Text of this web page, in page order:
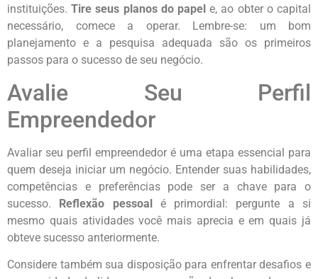
instituições.Tire seus planos do papel e, ao obter o capital
necessário, comece a operar. Lembre-se: um bom
planejamento e a pesquisa adequada são os primeiros
passos para o sucesso de seu negócio.
Avalie Seu Perfil
Empreendedor
Avaliar seu perfil empreendedor é uma etapa essencial para
quem deseja iniciar um negócio. Entender suas habilidades,
competências e preferências pode ser a chave para o
sucesso. Reflexão pessoalé primordial: pergunte a si
mesmo quais atividades você mais aprecia e em quais já
obteve sucesso anteriormente.
Considere também sua disposição para enfrentar desafios e